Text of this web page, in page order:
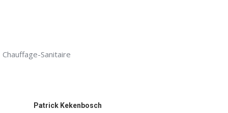
Chauffage-Sanitaire
Patrick Kekenbosch